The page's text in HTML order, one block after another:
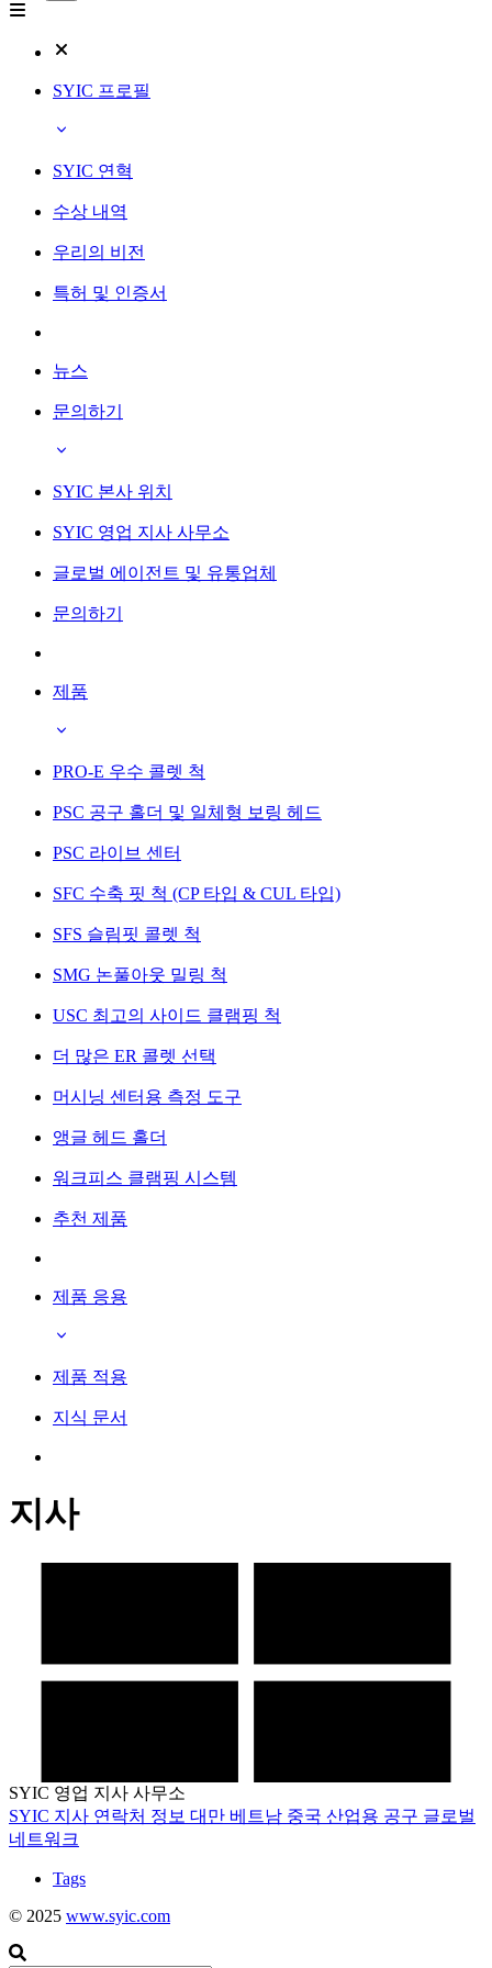
SYIC 프로필
SYIC 연혁
수상 내역
우리의 비전
특허 및 인증서
뉴스
문의하기
SYIC 본사 위치
SYIC 영업 지사 사무소
글로벌 에이전트 및 유통업체
문의하기
제품
PRO-E 우수 콜렛 척
PSC 공구 홀더 및 일체형 보링 헤드
PSC 라이브 센터
SFC 수축 핏 척 (CP 타입 & CUL 타입)
SFS 슬림핏 콜렛 척
SMG 논풀아웃 밀링 척
USC 최고의 사이드 클램핑 척
더 많은 ER 콜렛 선택
머시닝 센터용 측정 도구
앵글 헤드 홀더
워크피스 클램핑 시스템
추천 제품
제품 응용
제품 적용
지식 문서
지사
SYIC 영업 지사 사무소
SYIC 지사 연락처 정보 대만 베트남 중국 산업용 공구 글로벌
네트워크
Tags
© 2025 www.syic.com